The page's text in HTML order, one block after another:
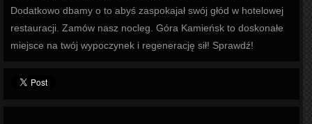
Dodatkowo dbamy o to abyś zaspokajał swój głód w hotelowej
restauracji. Zamów nasz nocleg. Góra Kamieńsk to doskonałe
miejsce na twój wypoczynek i regenerację sił! Sprawdź!